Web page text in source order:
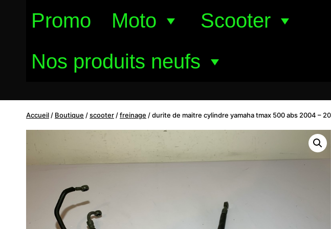
Promo Moto
Scooter
Nos produits neufs
Accueil / Boutique /scooter /freinage /durite de maitre cylindre yamaha tmax 500 abs 2004 –